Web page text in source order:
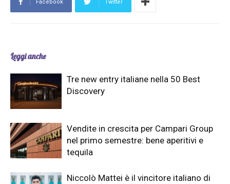
Facebook Twitter
Leggi anche
Tre new entry italiane nella 50 Best
Discovery
Vendite in crescita per Campari Group
nel primo semestre: bene aperitivi e
tequila
Niccolò Mattei è il vincitore italiano di